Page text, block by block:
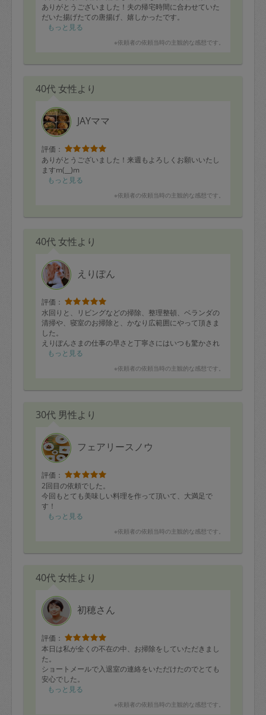
ありがとうございました！夫の帰宅時間に合わせていた
だいた揚げたての唐揚げ、嬉しかったです。
もっと見る
※依頼者の依頼当時の主観的な感想です。
40代 女性より
JAYママ
評価：
ありがとうございました！来週もよろしくお願いいたし
ますm(__)m
もっと見る
※依頼者の依頼当時の主観的な感想です。
40代 女性より
えりぽん
評価：
水回りと、リビングなどの掃除、整理整頓、ベランダの
清掃や、寝室のお掃除と、かなり広範囲にやって頂きま
した。
えりぽんさまの仕事の早さと丁寧さにはいつも驚かされ
ます。子供たちも、おうちピカピカだねと喜んでいま
メッセージもまめにいただき、安心しておまかせできて
もっと見る
※依頼者の依頼当時の主観的な感想です。
30代 男性より
フェアリースノウ
評価：
2回目の依頼でした。
今回もとても美味しい料理を作って頂いて、大満足で
す！
もっと見る
※依頼者の依頼当時の主観的な感想です。
40代 女性より
初穂さん
評価：
本日は私が全くの不在の中、お掃除をしていただきまし
た。
ショートメールで入退室の連絡をいただけたのでとても
安心でした。
たことまで全てやっていただいたようで、時間に対して
もっと見る
※依頼者の依頼当時の主観的な感想です。